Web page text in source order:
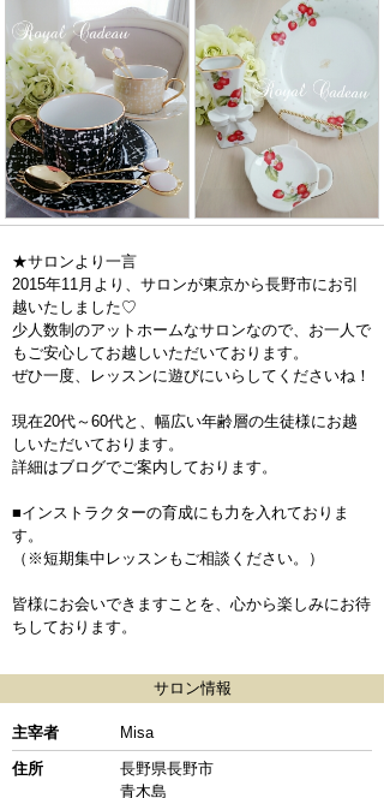
★サロンより一言
2015年11月より、サロンが東京から長野市にお引
越いたしました♡
少人数制のアットホームなサロンなので、お一人で
もご安心してお越しいただいております。
ぜひ一度、レッスンに遊びにいらしてくださいね！
現在20代～60代と、幅広い年齢層の生徒様にお越
しいただいております。
詳細はブログでご案内しております。
■インストラクターの育成にも力を入れておりま
す。
（※短期集中レッスンもご相談ください。）
皆様にお会いできますことを、心から楽しみにお待
ちしております。
サロン情報
主宰者
Misa
住所
長野県長野市
青木島